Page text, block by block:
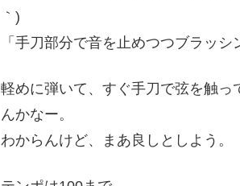
｀)
「手刀部分で音を止めつつブラッ
軽めに弾いて、すぐ手刀で弦を触
んかなー。
わからんけど、まあ良しとしよう。